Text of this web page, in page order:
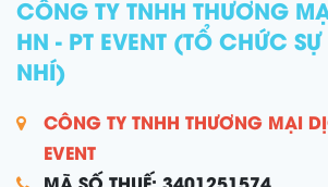
CÔNG TY TNHH THƯƠNG
HN - PT EVENT (TỔ CHỨC
NHÍ)
CÔNG TY TNHH THƯƠNG MẠI
EVENT